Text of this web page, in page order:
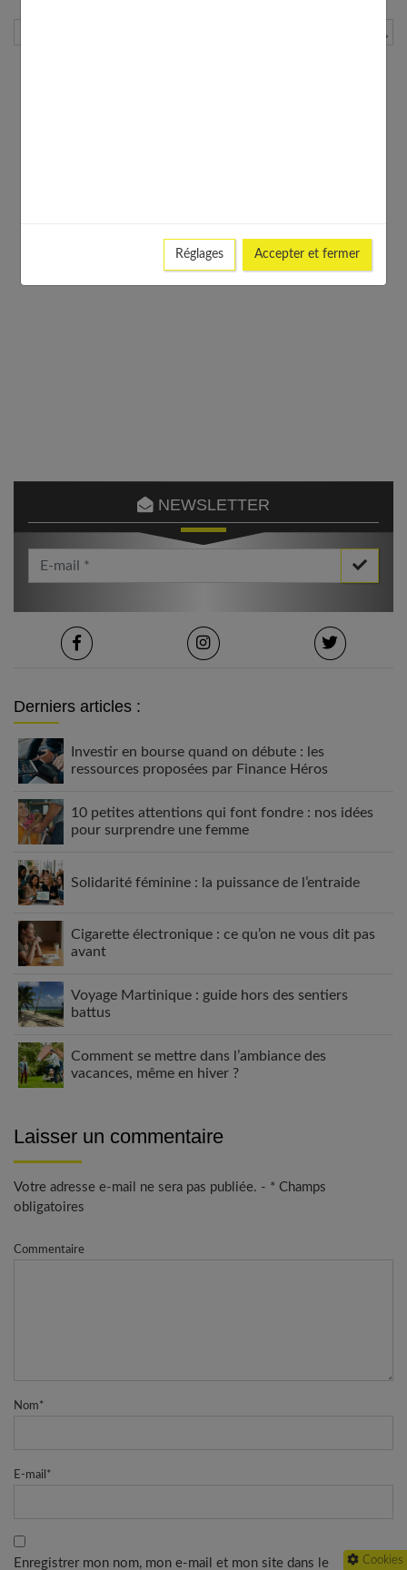
NEWSLETTER
Votre Email *
Derniers articles :
Investir en bourse quand on débute : les
ressources proposées par Finance Héros
10 petites attentions qui font fondre : nos idées
pour surprendre une femme
Solidarité féminine : la puissance de l’entraide
Cigarette électronique : ce qu’on ne vous dit pas
avant
Voyage Martinique : guide hors des sentiers
battus
Comment se mettre dans l’ambiance des
vacances, même en hiver ?
Laisser un commentaire
Votre adresse e-mail ne sera pas publiée. - * Champs
obligatoires
Commentaire
Nom*
E-mail *
Enregistrer mon nom, mon e-mail et mon site dans le
Réglages Accepter et fermer
Cookies